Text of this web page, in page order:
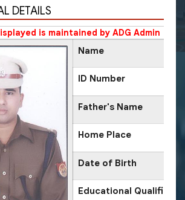
DETAILS
is maintained by ADG Admin
Name
ID Number
Father's Name
Home Place
Date of Birth
Educational